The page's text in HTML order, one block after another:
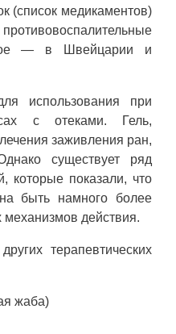
(список медикаментов)
— в Швейцарии и
использования при
с отеками. Гель,
заживления ран,
существует ряд
которые показали, что
быть намного более
действия.
терапевтических
жаба)